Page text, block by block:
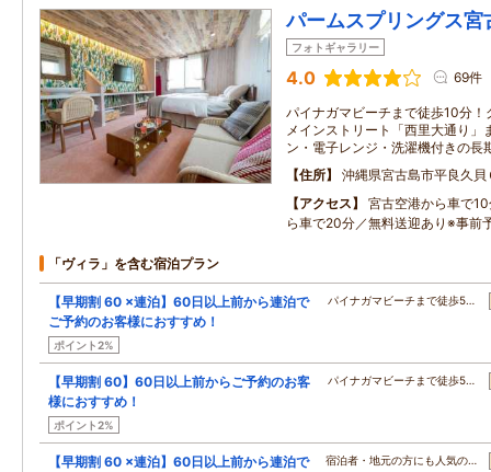
パームスプリングス宮
フォトギャラリー
4.0 69件
パイナガマビーチまで徒歩10分
メインストリート「西里大通り」
ン・電子レンジ・洗濯機付きの長
住所
沖縄県宮古島市平良久貝
アクセス
宮古空港から車で
ら車で20分／無料送迎あり※事前
「ヴィラ」を含む宿泊プラン
【早期割 60 ×連泊】60日以上前から連泊で
ご予約のお客様におすすめ！
ポイント2%
パイナガマビーチまで徒歩5…
【早期割 60】60日以上前からご予約のお客
様におすすめ！
ポイント2%
パイナガマビーチまで徒歩5…
【早期割 60 ×連泊】60日以上前から連泊で
宿泊者・地元の方にも人気の…